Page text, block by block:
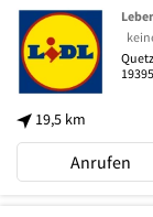
19,5 km
19395
Anrufen